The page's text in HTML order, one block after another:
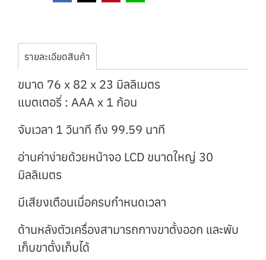
รายละเอียดสินค้า
ขนาด 76 x 82 x 23 มิลลิเมตร
แบตเตอรี่ : AAA x 1 ก้อน
จับเวลา 1 วินาที ถึง 99.59 นาที
อ่านค่าง่ายด้วยหน้าจอ LCD ขนาดใหญ่ 30
มิลลิเมตร
มีเสียงเตือนเมื่อครบกำหนดเวลา
ด้านหลังตัวเครื่องสามารถกางขาตั้งออก และพับ
เก็บขาตั้งเก็บได้